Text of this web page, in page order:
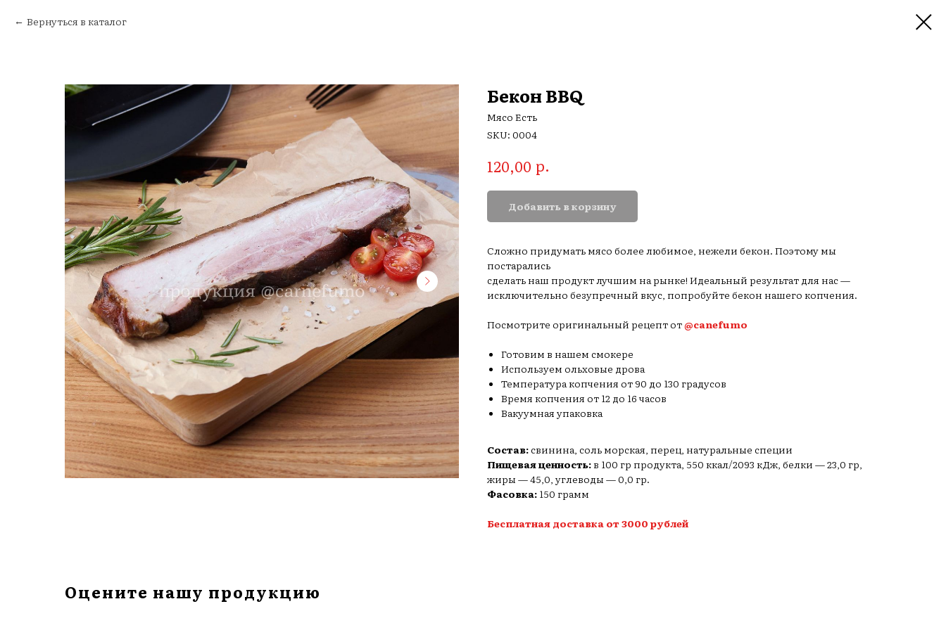
Вернуться в каталог
Бекон BBQ
Мясо Есть
SKU: 0004
120,00 р.
Добавить в корзину
Сложно придумать мясо более любимое, нежели бекон. Поэтому мы
постарались
сделать наш продукт лучшим на рынке! Идеальный результат для нас —
исключительно безупречный вкус, попробуйте бекон нашего копчения.
Посмотрите оригинальный рецепт от@canefumo
Готовим в нашем смокере
Используем ольховые дрова
Температура копчения от 90 до 130 градусов
Время копчения от 12 до 16 часов
Вакуумная упаковка
Состав:свинина, соль морская, перец, натуральные специи
Пищевая ценность:в 100 гр продукта, 550 ккал/2093 кДж, белки — 23,0 гр,
жиры — 45,0, углеводы — 0,0 гр.
Фасовка: 150 грамм
Бесплатная доставка от 3000 рублей
Оцените нашу продукцию